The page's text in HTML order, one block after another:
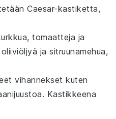
Caesar-kastiketta,
, tomaatteja ja
oliiviöljyä ja sitruunamehua,
vihannekset kuten
. Kastikkeena